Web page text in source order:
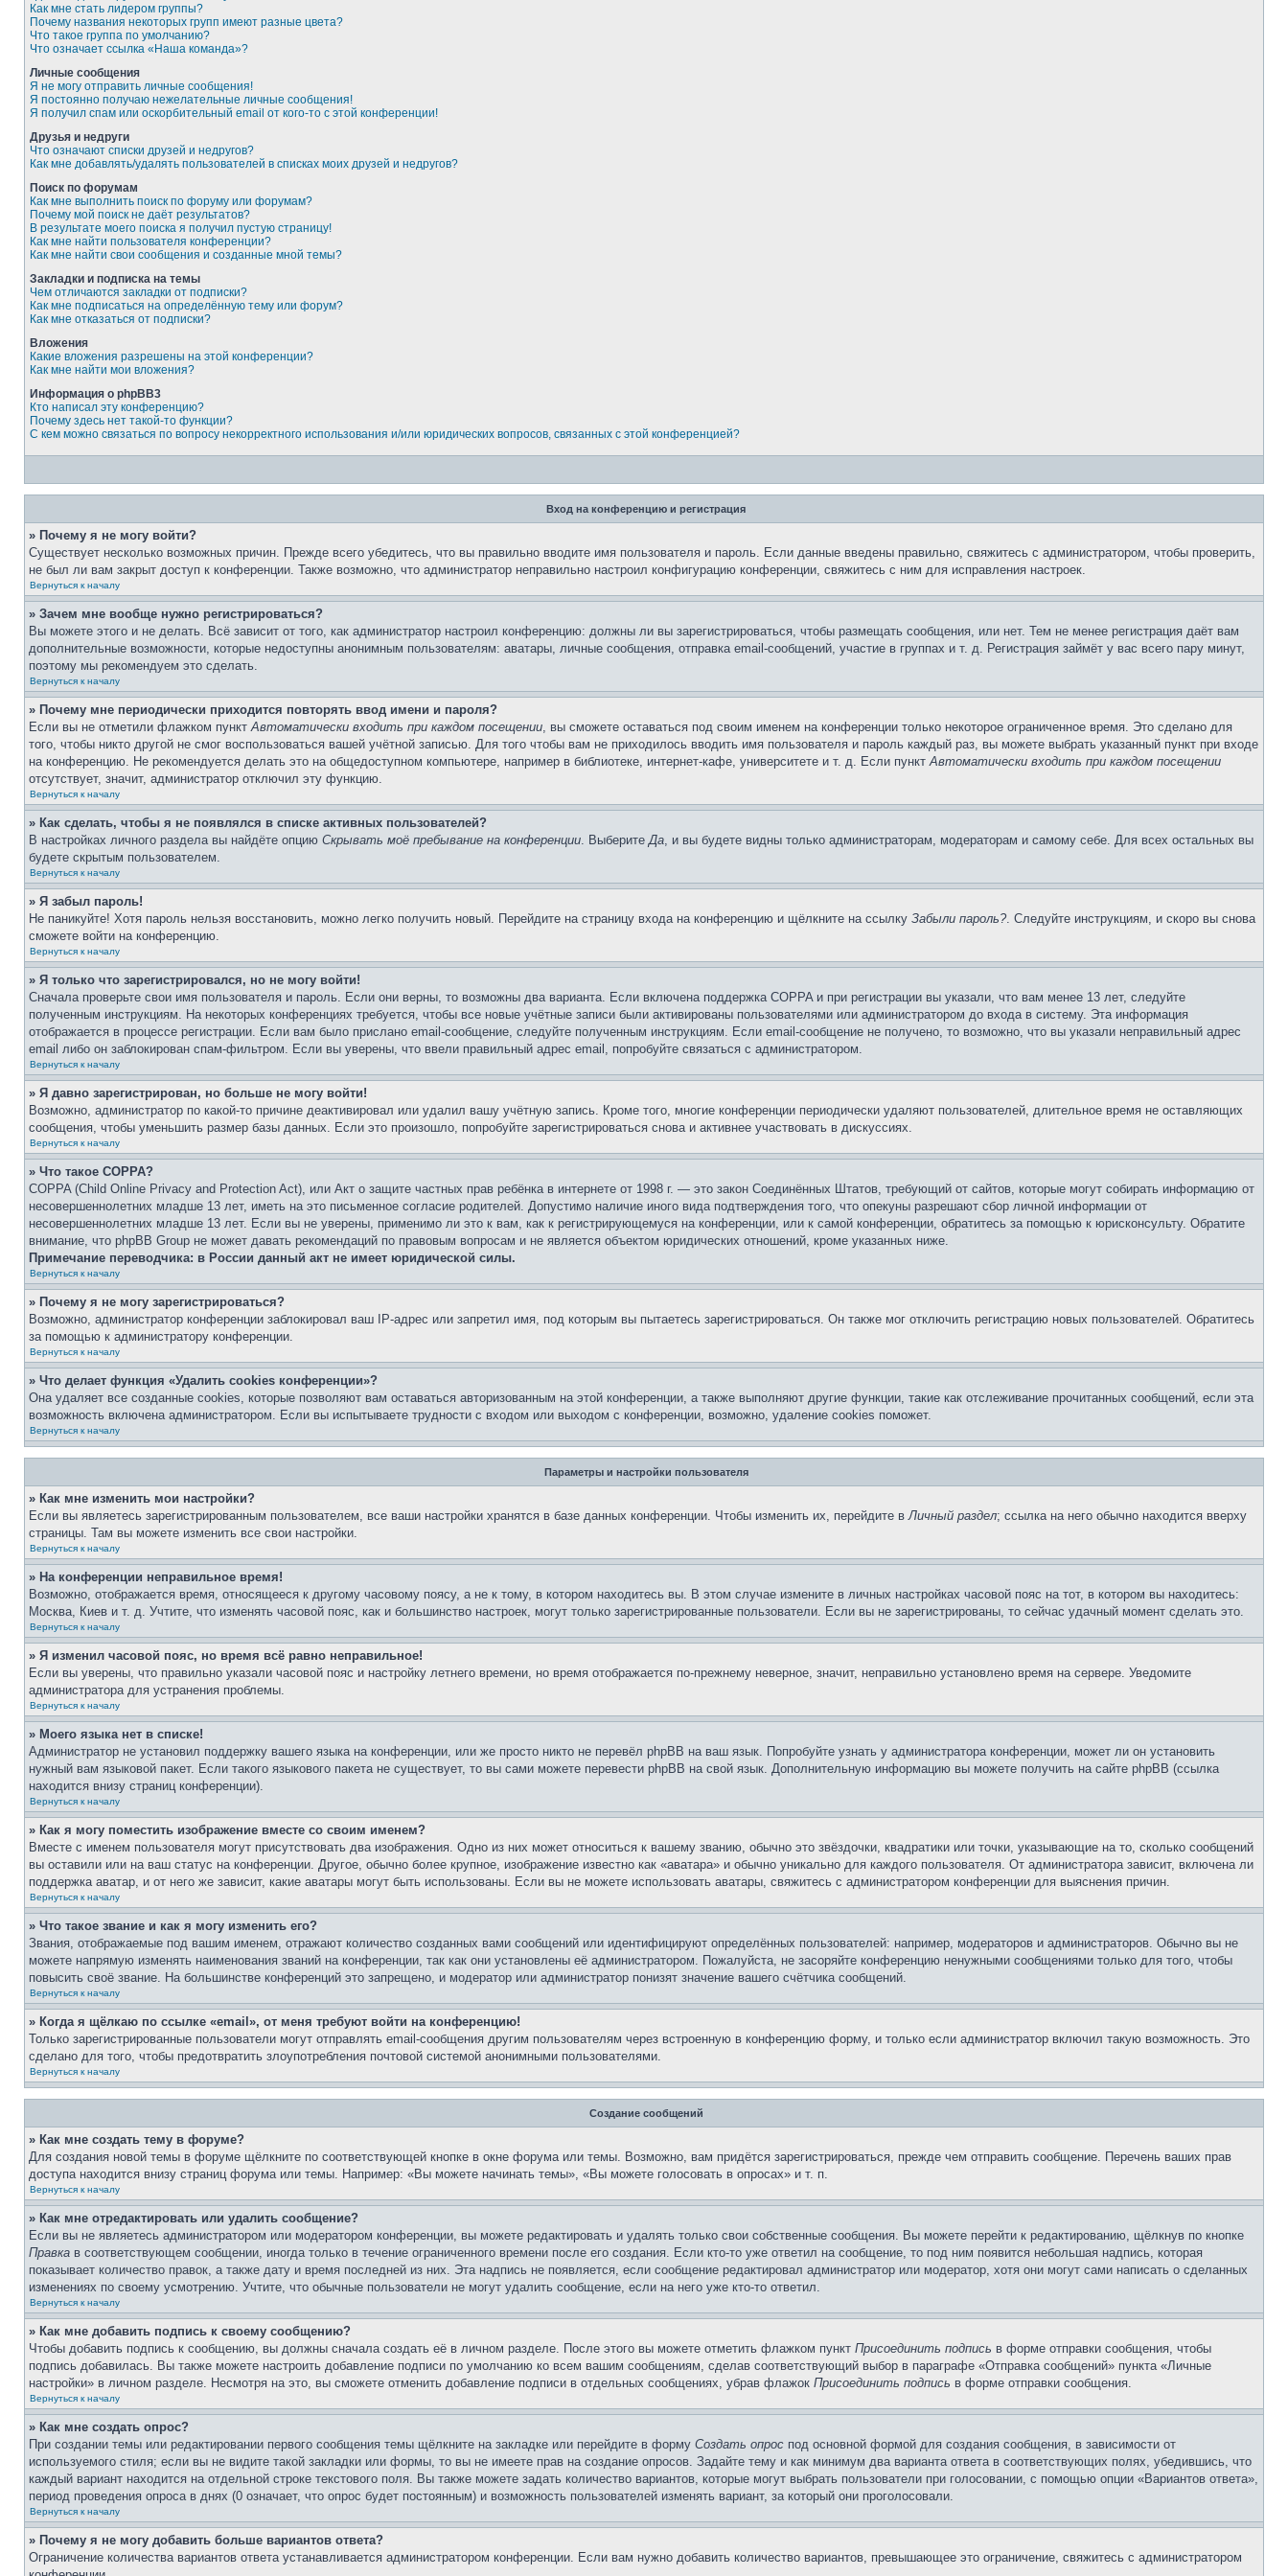
Как мне стать лидером группы?
Почему названия некоторых групп имеют разные цвета?
Что такое группа по умолчанию?
Что означает ссылка «Наша команда»?
Личные сообщения
Я не могу отправить личные сообщения!
Я постоянно получаю нежелательные личные сообщения!
Я получил спам или оскорбительный email от кого-то с этой конференции!
Друзья и недруги
Что означают списки друзей и недругов?
Как мне добавлять/удалять пользователей в списках моих друзей и недругов?
Поиск по форумам
Как мне выполнить поиск по форуму или форумам?
Почему мой поиск не даёт результатов?
В результате моего поиска я получил пустую страницу!
Как мне найти пользователя конференции?
Как мне найти свои сообщения и созданные мной темы?
Закладки и подписка на темы
Чем отличаются закладки от подписки?
Как мне подписаться на определённую тему или форум?
Как мне отказаться от подписки?
Вложения
Какие вложения разрешены на этой конференции?
Как мне найти мои вложения?
Информация о phpBB3
Кто написал эту конференцию?
Почему здесь нет такой-то функции?
С кем можно связаться по вопросу некорректного использования и/или юридических вопросов, связанных с этой конференцией?
Вход на конференцию и регистрация
» Почему я не могу войти?
Существует несколько возможных причин. Прежде всего убедитесь, что вы правильно вводите имя пользователя и пароль. Если данные введены правильно, свяжитесь с администратором, чтобы проверить,
не был ли вам закрыт доступ к конференции. Также возможно, что администратор неправильно настроил конфигурацию конференции, свяжитесь с ним для исправления настроек.
Вернуться к началу
» Зачем мне вообще нужно регистрироваться?
Вы можете этого и не делать. Всё зависит от того, как администратор настроил конференцию: должны ли вы зарегистрироваться, чтобы размещать сообщения, или нет. Тем не менее регистрация даёт вам
дополнительные возможности, которые недоступны анонимным пользователям: аватары, личные сообщения, отправка email-сообщений, участие в группах и т. д. Регистрация займёт у вас всего пару минут,
поэтому мы рекомендуем это сделать.
Вернуться к началу
» Почему мне периодически приходится повторять ввод имени и пароля?
Если вы не отметили флажком пунктАвтоматически входить при каждом посещении, вы сможете оставаться под своим именем на конференции только некоторое ограниченное время. Это сделано для
того, чтобы никто другой не смог воспользоваться вашей учётной записью. Для того чтобы вам не приходилось вводить имя пользователя и пароль каждый раз, вы можете выбрать указанный пункт при входе
на конференцию. Не рекомендуется делать это на общедоступном компьютере, например в библиотеке, интернет-кафе, университете и т. д. Если пунктАвтоматически входить при каждом посещении
отсутствует, значит, администратор отключил эту функцию.
Вернуться к началу
» Как сделать, чтобы я не появлялся в списке активных пользователей?
В настройках личного раздела вы найдёте опцию Скрывать моё пребывание на конференции. ВыберитеДа, и вы будете видны только администраторам, модераторам и самому себе. Для всех остальных вы
будете скрытым пользователем.
Вернуться к началу
» Я забыл пароль!
Не паникуйте! Хотя пароль нельзя восстановить, можно легко получить новый. Перейдите на страницу входа на конференцию и щёлкните на ссылку Забыли пароль?. Следуйте инструкциям, и скоро вы снова
сможете войти на конференцию.
Вернуться к началу
» Я только что зарегистрировался, но не могу войти!
Сначала проверьте свои имя пользователя и пароль. Если они верны, то возможны два варианта. Если включена поддержка COPPA и при регистрации вы указали, что вам менее 13 лет, следуйте
полученным инструкциям. На некоторых конференциях требуется, чтобы все новые учётные записи были активированы пользователями или администратором до входа в систему. Эта информация
отображается в процессе регистрации. Если вам было прислано email-сообщение, следуйте полученным инструкциям. Если email-сообщение не получено, то возможно, что вы указали неправильный адрес
email либо он заблокирован спам-фильтром. Если вы уверены, что ввели правильный адрес email, попробуйте связаться с администратором.
Вернуться к началу
» Я давно зарегистрирован, но больше не могу войти!
Возможно, администратор по какой-то причине деактивировал или удалил вашу учётную запись. Кроме того, многие конференции периодически удаляют пользователей, длительное время не оставляющих
сообщения, чтобы уменьшить размер базы данных. Если это произошло, попробуйте зарегистрироваться снова и активнее участвовать в дискуссиях.
Вернуться к началу
» Что такое COPPA?
COPPA (Child Online Privacy and Protection Act), или Акт о защите частных прав ребёнка в интернете от 1998 г. — это закон Соединённых Штатов, требующий от сайтов, которые могут собирать информацию от
несовершеннолетних младше 13 лет, иметь на это письменное согласие родителей. Допустимо наличие иного вида подтверждения того, что опекуны разрешают сбор личной информации от
несовершеннолетних младше 13 лет. Если вы не уверены, применимо ли это к вам, как к регистрирующемуся на конференции, или к самой конференции, обратитесь за помощью к юрисконсульту. Обратите
внимание, что phpBB Group не может давать рекомендаций по правовым вопросам и не является объектом юридических отношений, кроме указанных ниже.
Примечание переводчика: в России данный акт не имеет юридической силы.
Вернуться к началу
» Почему я не могу зарегистрироваться?
Возможно, администратор конференции заблокировал ваш IP-адрес или запретил имя, под которым вы пытаетесь зарегистрироваться. Он также мог отключить регистрацию новых пользователей. Обратитесь
за помощью к администратору конференции.
Вернуться к началу
» Что делает функция «Удалить cookies конференции»?
Она удаляет все созданные cookies, которые позволяют вам оставаться авторизованным на этой конференции, а также выполняют другие функции, такие как отслеживание прочитанных сообщений, если эта
возможность включена администратором. Если вы испытываете трудности с входом или выходом с конференции, возможно, удаление cookies поможет.
Вернуться к началу
Параметры и настройки пользователя
» Как мне изменить мои настройки?
Если вы являетесь зарегистрированным пользователем, все ваши настройки хранятся в базе данных конференции. Чтобы изменить их, перейдите вЛичный раздел; ссылка на него обычно находится вверху
страницы. Там вы можете изменить все свои настройки.
Вернуться к началу
» На конференции неправильное время!
Возможно, отображается время, относящееся к другому часовому поясу, а не к тому, в котором находитесь вы. В этом случае измените в личных настройках часовой пояс на тот, в котором вы находитесь:
Москва, Киев и т. д. Учтите, что изменять часовой пояс, как и большинство настроек, могут только зарегистрированные пользователи. Если вы не зарегистрированы, то сейчас удачный момент сделать это.
Вернуться к началу
» Я изменил часовой пояс, но время всё равно неправильное!
Если вы уверены, что правильно указали часовой пояс и настройку летнего времени, но время отображается по-прежнему неверное, значит, неправильно установлено время на сервере. Уведомите
администратора для устранения проблемы.
Вернуться к началу
» Моего языка нет в списке!
Администратор не установил поддержку вашего языка на конференции, или же просто никто не перевёл phpBB на ваш язык. Попробуйте узнать у администратора конференции, может ли он установить
нужный вам языковой пакет. Если такого языкового пакета не существует, то вы сами можете перевести phpBB на свой язык. Дополнительную информацию вы можете получить на сайте phpBB (ссылка
находится внизу страниц конференции).
Вернуться к началу
» Как я могу поместить изображение вместе со своим именем?
Вместе с именем пользователя могут присутствовать два изображения. Одно из них может относиться к вашему званию, обычно это звёздочки, квадратики или точки, указывающие на то, сколько сообщений
вы оставили или на ваш статус на конференции. Другое, обычно более крупное, изображение известно как «аватара» и обычно уникально для каждого пользователя. От администратора зависит, включена ли
поддержка аватар, и от него же зависит, какие аватары могут быть использованы. Если вы не можете использовать аватары, свяжитесь с администратором конференции для выяснения причин.
Вернуться к началу
» Что такое звание и как я могу изменить его?
Звания, отображаемые под вашим именем, отражают количество созданных вами сообщений или идентифицируют определённых пользователей: например, модераторов и администраторов. Обычно вы не
можете напрямую изменять наименования званий на конференции, так как они установлены её администратором. Пожалуйста, не засоряйте конференцию ненужными сообщениями только для того, чтобы
повысить своё звание. На большинстве конференций это запрещено, и модератор или администратор понизят значение вашего счётчика сообщений.
Вернуться к началу
» Когда я щёлкаю по ссылке «email», от меня требуют войти на конференцию!
Только зарегистрированные пользователи могут отправлять email-сообщения другим пользователям через встроенную в конференцию форму, и только если администратор включил такую возможность. Это
сделано для того, чтобы предотвратить злоупотребления почтовой системой анонимными пользователями.
Вернуться к началу
Создание сообщений
» Как мне создать тему в форуме?
Для создания новой темы в форуме щёлкните по соответствующей кнопке в окне форума или темы. Возможно, вам придётся зарегистрироваться, прежде чем отправить сообщение. Перечень ваших прав
доступа находится внизу страниц форума или темы. Например: «Вы можете начинать темы», «Вы можете голосовать в опросах» и т. п.
Вернуться к началу
» Как мне отредактировать или удалить сообщение?
Если вы не являетесь администратором или модератором конференции, вы можете редактировать и удалять только свои собственные сообщения. Вы можете перейти к редактированию, щёлкнув по кнопке
Правка в соответствующем сообщении, иногда только в течение ограниченного времени после его создания. Если кто-то уже ответил на сообщение, то под ним появится небольшая надпись, которая
показывает количество правок, а также дату и время последней из них. Эта надпись не появляется, если сообщение редактировал администратор или модератор, хотя они могут сами написать о сделанных
изменениях по своему усмотрению. Учтите, что обычные пользователи не могут удалить сообщение, если на него уже кто-то ответил.
Вернуться к началу
» Как мне добавить подпись к своему сообщению?
Чтобы добавить подпись к сообщению, вы должны сначала создать её в личном разделе. После этого вы можете отметить флажком пункт Присоединить подпись в форме отправки сообщения, чтобы
подпись добавилась. Вы также можете настроить добавление подписи по умолчанию ко всем вашим сообщениям, сделав соответствующий выбор в параграфе «Отправка сообщений» пункта «Личные
настройки» в личном разделе. Несмотря на это, вы сможете отменить добавление подписи в отдельных сообщениях, убрав флажок Присоединить подпись в форме отправки сообщения.
Вернуться к началу
» Как мне создать опрос?
При создании темы или редактировании первого сообщения темы щёлкните на закладке или перейдите в форму Создать опрос под основной формой для создания сообщения, в зависимости от
используемого стиля; если вы не видите такой закладки или формы, то вы не имеете прав на создание опросов. Задайте тему и как минимум два варианта ответа в соответствующих полях, убедившись, что
каждый вариант находится на отдельной строке текстового поля. Вы также можете задать количество вариантов, которые могут выбрать пользователи при голосовании, с помощью опции «Вариантов ответа»,
период проведения опроса в днях (0 означает, что опрос будет постоянным) и возможность пользователей изменять вариант, за который они проголосовали.
Вернуться к началу
» Почему я не могу добавить больше вариантов ответа?
Ограничение количества вариантов ответа устанавливается администратором конференции. Если вам нужно добавить количество вариантов, превышающее это ограничение, свяжитесь с администратором